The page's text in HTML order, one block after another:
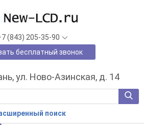
ул. Ново-Азинская, д. 14
поиск
(843) 205-35-90
бесплатный звонок